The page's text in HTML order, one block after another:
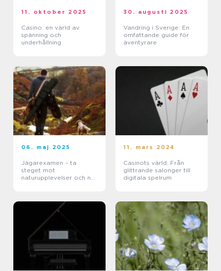
11. oktober 2025
Casino: en värld av
spänning och
underhållning
30. augusti 2025
Vandring i Sverige: En
omfattande guide för
äventyrare
06. maj 2025
Jägarexamen – ta
steget mot
naturupplevelser och ny
11. mars 2024
Casinots värld: Från
glittrande salonger till
digitala spelrum